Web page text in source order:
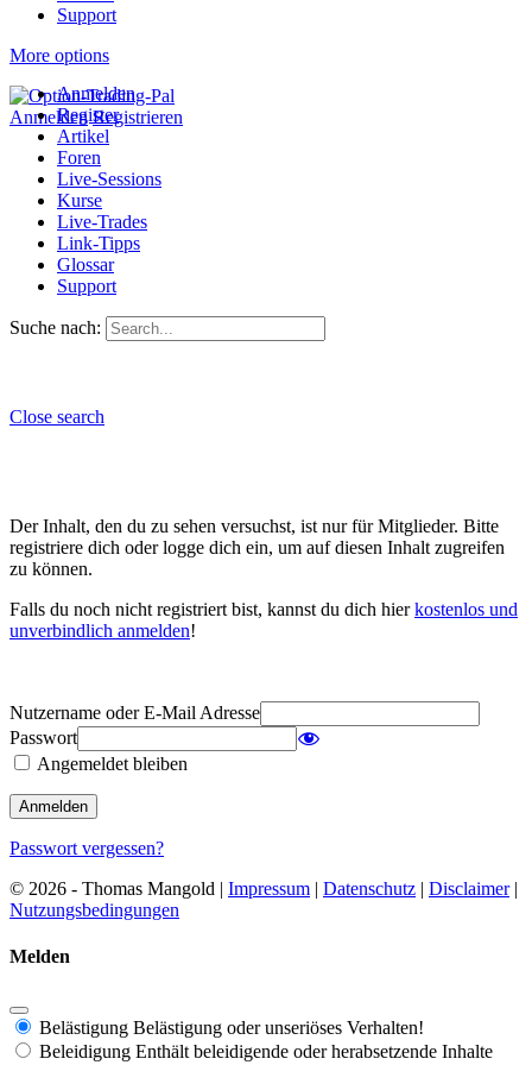
Support
More options
Anmelden Registrieren
Anmelden
Register
Artikel
Foren
Live-Sessions
Kurse
Live-Trades
Link-Tipps
Glossar
Support
Suche nach:
Close search
Der Inhalt, den du zu sehen versuchst, ist nur für Mitglieder. Bitte
registriere dich oder logge dich ein, um auf diesen Inhalt zugreifen
zu können.
Falls du noch nicht registriert bist, kannst du dich hierkostenlos und
unverbindlich anmelden!
Nutzername oder E-Mail Adresse
Passwort
Angemeldet bleiben
Passwort vergessen?
© 2026 - Thomas Mangold | Impressum | Datenschutz | Disclaimer|
Nutzungsbedingungen
Melden
Belästigung Belästigung oder unseriöses Verhalten!
Beleidigung Enthält beleidigende oder herabsetzende Inhalte